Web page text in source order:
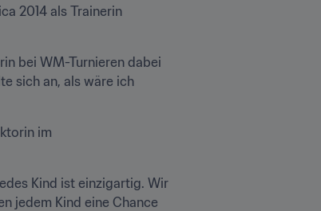
2014 als Trainerin
bei WM-Turnieren dabei
sich an, als wäre ich
im
Kind ist einzigartig. Wir
jedem Kind eine Chance